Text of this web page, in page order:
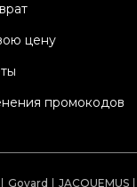
цену
промокодов
Goyard JACQUEMUS